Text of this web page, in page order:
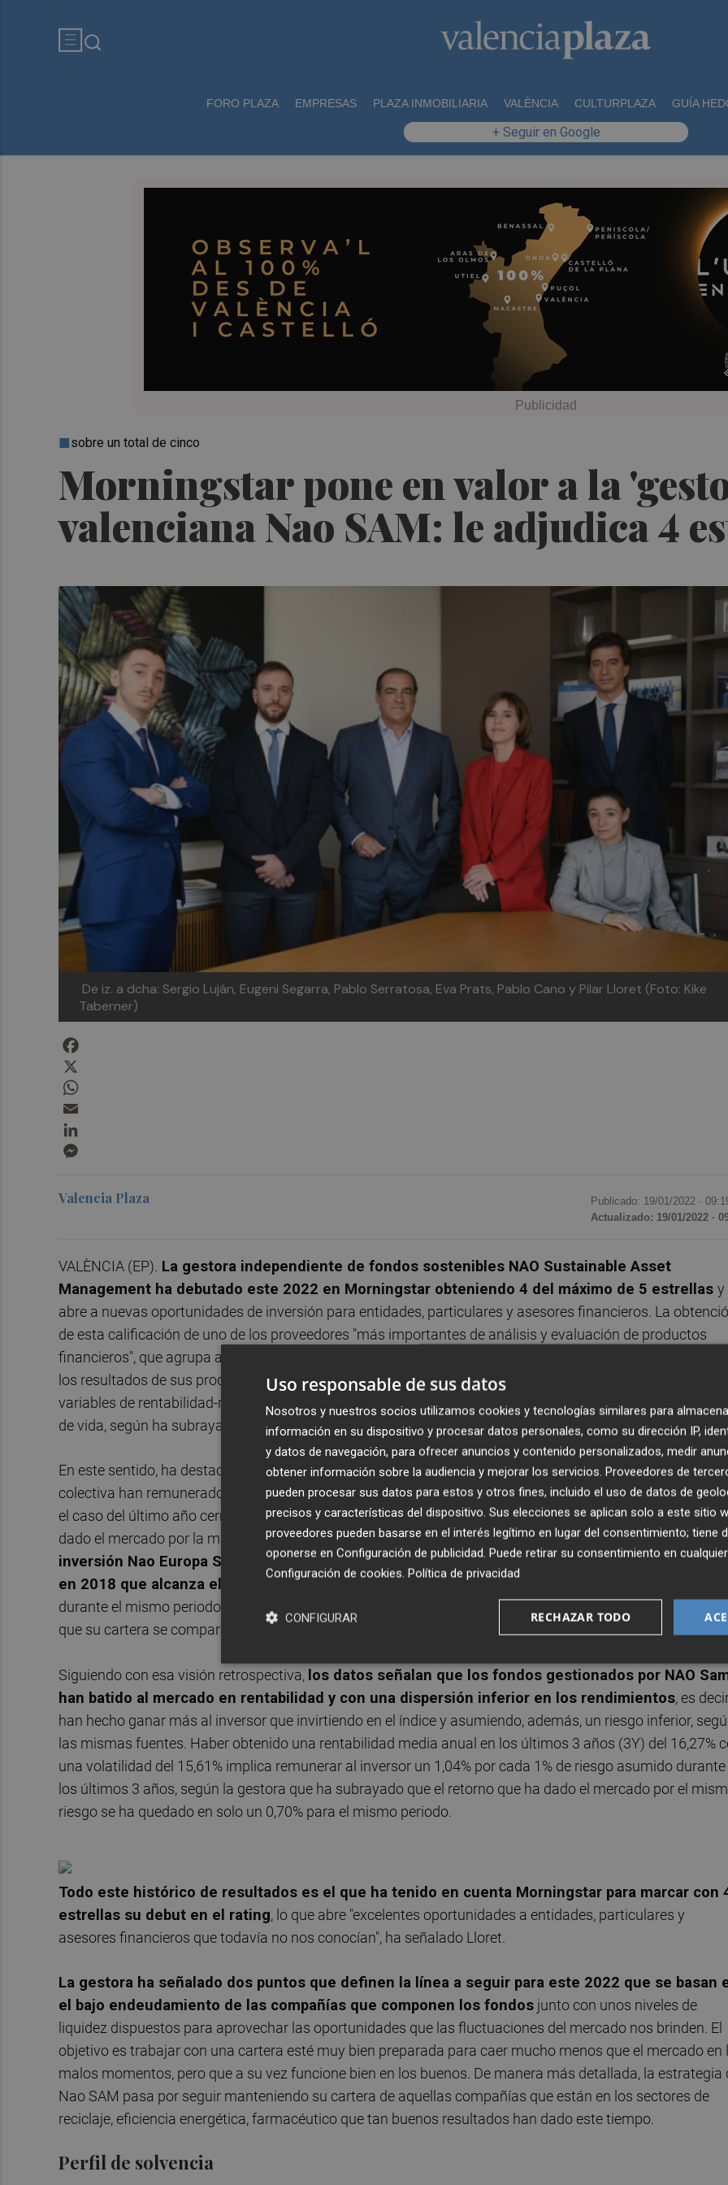
FORO PLAZA EMPRESAS PLAZA INMOBILIARIA VALÈNCIA CULTURPLAZA GUÍA
+ Seguir en Google
Morningstar pone en valor a la
valenciana Nao SAM: le adjudica 4
sobre un total de cinco
De iz. a dcha: Sergio Luján, Eugeni Segarra, Pablo Serratosa, Eva Prats, Pablo Cano y Pilar Lloret (Foto: Kike
Taberner)
Valencia Plaza Publicado: 19/01/2022 ·
Actualizado: 19/01/2022 ·
VALÈNCIA (EP). La gestora independiente de fondos sostenibles NAO Sustainable Asset
Management ha debutado este 2022 en Morningstar obteniendo 4 del máximo de 5 estrellas y
abre a nuevas oportunidades de inversión para entidades, particulares y asesores financieros. La
de esta calificación de uno de los proveedores "más importantes de análisis y evaluación de productos
financieros", que agrupa a las mejores gestoras de fondos de inversión a nivel europeo y que tiene en
los resultados de sus productos durante un mínimo de tres años, concentrándose especialmente en las
variables de rentabilidad-riesgo es un "reconocimiento al trabajo bien hecho" durante los primeros tres años
de vida, según ha subrayado la directora de la gestora, Pilar Lloret.
En este sentido, ha destacado el buen funcionamiento de la carta en la que sus "vehículos de inversión
colectiva han remunerado más al inversor por el riesgo asumido que la cartera de mercado, retornando,
el caso del último año cerrado, casi un 1,60% por cada 1% de volatilidad asumida frente al 1,56% que ha
dado el mercado por la misma unidad de riesgo", ha explicado Lloret.En los 3 últimos años, el fondo
inversión Nao Europa Sostenible, ha ofrecido un rendimiento acumulado desde su lanzamiento
en 2018 que alcanza el 53,4%
, si se compara con que el Ibex 35 con dividendos no ha llegado al 6,5%
durante el mismo periodo, los resultados son "tremendamente satisfactorios", según la directora que aclara
que su cartera se compara con el EuroStoxx50 Net Return, cuyo retorno ha sido del 45.2%.
Siguiendo con esa visión retrospectiva, los datos señalan que los fondos gestionados por NAO
han batido al mercado en rentabilidad y con una dispersión inferior en los rendimientos, es
han hecho ganar más al inversor que invirtiendo en el índice y asumiendo, además, un riesgo inferior,
las mismas fuentes. Haber obtenido una rentabilidad media anual en los últimos 3 años (3Y) del 16,27%
una volatilidad del 15,61% implica remunerar al inversor un 1,04% por cada 1% de riesgo asumido durante
los últimos 3 años, según la gestora que ha subrayado que el retorno que ha dado el mercado por el
riesgo se ha quedado en solo un 0,70% para el mismo periodo.
Todo este histórico de resultados es el que ha tenido en cuenta Morningstar para marcar con
estrellas su debut en el rating , lo que abre "excelentes oportunidades a entidades, particulares y
asesores financieros que todavía no nos conocían", ha señalado Lloret.
La gestora ha señalado dos puntos que definen la línea a seguir para este 2022 que se basan
el bajo endeudamiento de las compañías que componen los fondos junto con unos niveles de
liquidez dispuestos para aprovechar las oportunidades que las fluctuaciones del mercado nos brinden. El
objetivo es trabajar con una cartera esté muy bien preparada para caer mucho menos que el mercado en
malos momentos, pero que a su vez funcione bien en los buenos. De manera más detallada, la estrategia
Nao SAM pasa por seguir manteniendo su cartera de aquellas compañías que están en los sectores de
reciclaje, eficiencia energética, farmacéutico que tan buenos resultados han dado este tiempo.
Perfil de solvencia
Uso responsable de sus datos
Nosotros y nuestros socios utilizamos cookies y tecnologías similares para
información en su dispositivo y procesar datos personales, como su dirección IP,
y datos de navegación, para ofrecer anuncios y contenido personalizados, medir
obtener información sobre la audiencia y mejorar los servicios. Proveedores de
pueden procesar sus datos para estos y otros fines, incluido el uso de datos de
precisos y características del dispositivo. Sus elecciones se aplican solo a este sitio
proveedores pueden basarse en el interés legítimo en lugar del consentimiento; tiene
oponerse en Configuración de publicidad. Puede retirar su consentimiento en
Configuración de cookies. Política de privacidad
RECHAZAR TODO
CONFIGURAR